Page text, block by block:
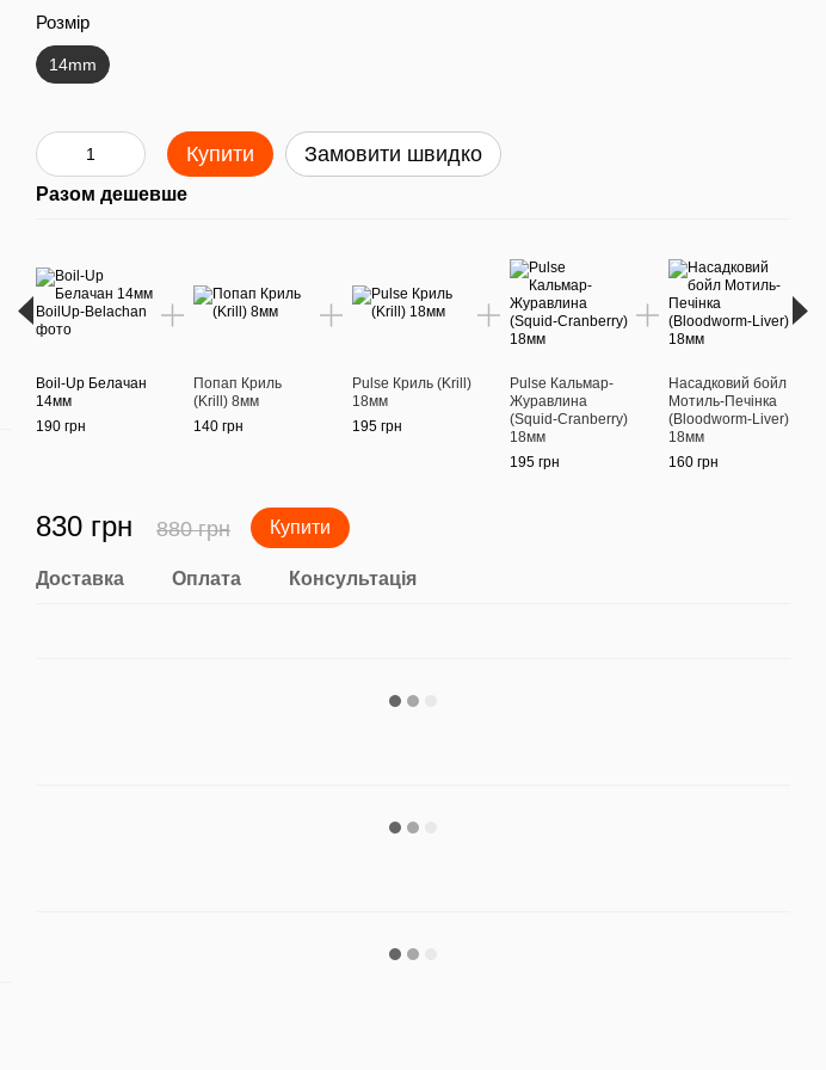
Розмір
14mm
Купити Замовити швидко
Разом дешевше
Boil-Up Белачан
14мм
190 грн
Попап Криль
(Krill) 8мм
140 грн
Pulse Криль (Krill)
18мм
195 грн
Pulse Кальмар-
Журавлина
(Squid-Cranberry)
18мм
195 грн
Насадковий бойл
Мотиль-Печінка
(Bloodworm-Liver)
18мм
160 грн
830 грн 880 грн Купити
Доставка Оплата Консультація